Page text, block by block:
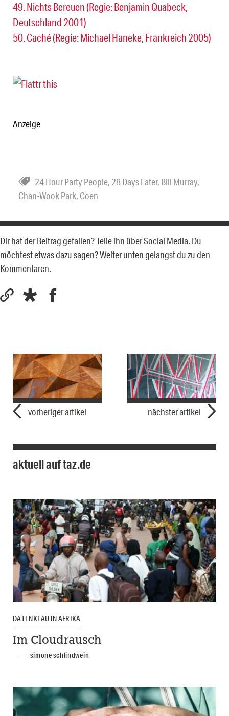
49. Nichts Bereuen (Regie: Benjamin Quabeck,
Deutschland 2001)
50. Caché (Regie: Michael Haneke, Frankreich 2005)
Anzeige
24 Hour Party People, 28 Days Later, Bill Murray,
Chan-Wook Park, Coen
Dir hat der Beitrag gefallen? Teile ihn über Social Media. Du
möchtest etwas dazu sagen? Weiter unten gelangst du zu den
Kommentaren.
vorheriger artikel nächster artikel
aktuell auf taz.de
DATENKLAU IN AFRIKA
Im Cloudrausch
simone schlindwein